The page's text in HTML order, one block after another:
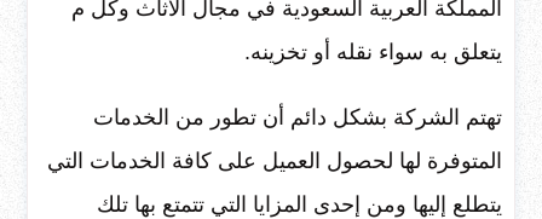
المملكة العربية السعودية في مجال الأثاث وكل م
يتعلق به سواء نقله أو تخزينه.
تهتم الشركة بشكل دائم أن تطور من الخدمات
المتوفرة لها لحصول العميل على كافة الخدمات التي
يتطلع إليها ومن إحدى المزايا التي تتمتع بها تلك